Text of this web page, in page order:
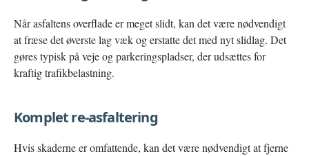
Når asfaltens overflade er meget slidt, kan det være nødvendigt
at fræse det øverste lag væk og erstatte det med nyt slidlag. Det
gøres typisk på veje og parkeringspladser, der udsættes for
kraftig trafikbelastning.
Komplet re-asfaltering
Hvis skaderne er omfattende, kan det være nødvendigt at fjerne